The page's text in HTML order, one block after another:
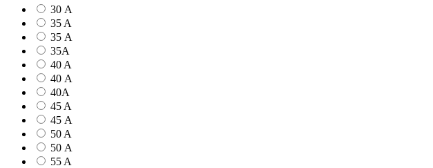
30 А
35 A
35 А
35А
40 A
40 А
40А
45 A
45 А
50 A
50 А
55 A